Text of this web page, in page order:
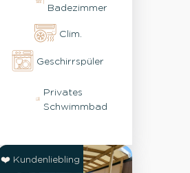
Badezimmer
Clim.
Geschirrspüler
Privates
Schwimmbad
❤️ Kundenliebling